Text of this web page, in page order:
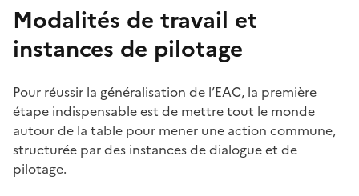
Modalités de travail et
instances de pilotage
Pour réussir la généralisation de l’EAC, la première
étape indispensable est de mettre tout le monde
autour de la table pour mener une action commune,
structurée par des instances de dialogue et de
pilotage.